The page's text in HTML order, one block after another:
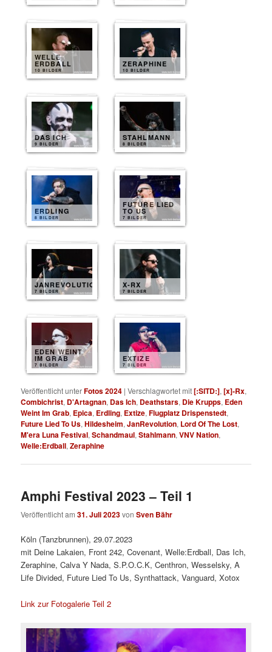
WELLE
ERDBALL
10 BILDER
ZERAPHINE
10 BILDER
DAS ICH
9 BILDER
STAHLMANN
8 BILDER
ERDLING
8 BILDER
FUTURE LIED
TO US
7 BILDER
JANREVOLUTION
7 BILDER
X-RX
7 BILDER
EDEN WEINT
IM GRAB
7 BILDER
EXTIZE
7 BILDER
Veröffentlicht unterFotos 2024 |Verschlagwortet mit[:SITD:],[x]-Rx,
Combichrist, D'Artagnan, Das Ich, Deathstars, Die Krupps, Eden
Weint Im Grab, Epica, Erdling, Extize,Flugplatz Drispenstedt,
Future Lied To Us,Hildesheim,JanRevolution, Lord Of The Lost,
M'era Luna Festival,Schandmaul,Stahlmann,VNV Nation,
Welle:Erdball,Zeraphine
Amphi Festival 2023 – Teil 1
Veröffentlicht am31. Juli 2023vonSven Bähr
Köln (Tanzbrunnen), 29.07.2023
mit Deine Lakaien, Front 242, Covenant, Welle:Erdball, Das Ich,
Zeraphine, Calva Y Nada, S.P.O.C.K, Centhron, Wesselsky, A
Life Divided, Future Lied To Us, Synthattack, Vanguard, Xotox
Link zur Fotogalerie Teil 2